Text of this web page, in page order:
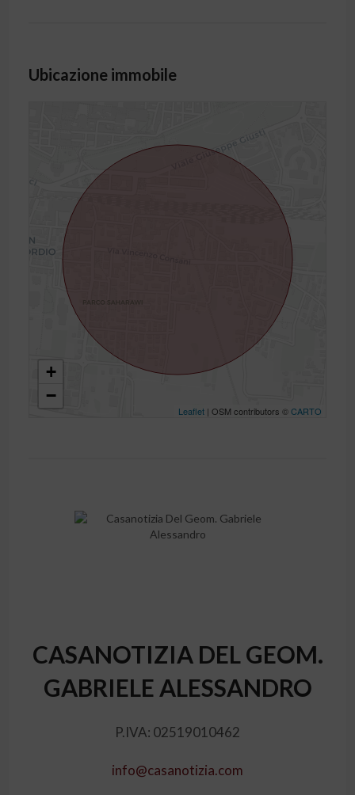
Ubicazione immobile
+
−
Leaflet| OSM contributors ©CARTO
CASANOTIZIA DEL GEOM.
GABRIELE ALESSANDRO
P.IVA: 02519010462
info@casanotizia.com